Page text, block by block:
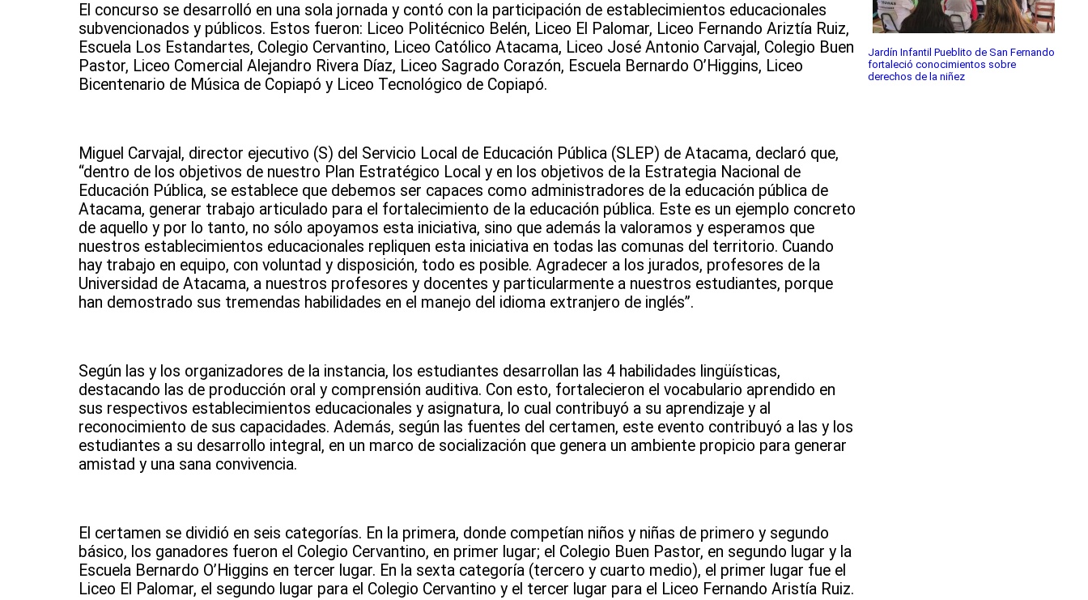
El concurso se desarrolló en una sola jornada y contó con la participación de establecimientos educacionales
subvencionados y públicos. Estos fueron: Liceo Politécnico Belén, Liceo El Palomar, Liceo Fernando Ariztía Ruiz,
Escuela Los Estandartes, Colegio Cervantino, Liceo Católico Atacama, Liceo José Antonio Carvajal, Colegio Buen
Pastor, Liceo Comercial Alejandro Rivera Díaz, Liceo Sagrado Corazón, Escuela Bernardo O’Higgins, Liceo
Bicentenario de Música de Copiapó y Liceo Tecnológico de Copiapó.
Miguel Carvajal, director ejecutivo (S) del Servicio Local de Educación Pública (SLEP) de Atacama, declaró que,
“dentro de los objetivos de nuestro Plan Estratégico Local y en los objetivos de la Estrategia Nacional de
Educación Pública, se establece que debemos ser capaces como administradores de la educación pública de
Atacama, generar trabajo articulado para el fortalecimiento de la educación pública. Este es un ejemplo concreto
de aquello y por lo tanto, no sólo apoyamos esta iniciativa, sino que además la valoramos y esperamos que
nuestros establecimientos educacionales repliquen esta iniciativa en todas las comunas del territorio. Cuando
hay trabajo en equipo, con voluntad y disposición, todo es posible. Agradecer a los jurados, profesores de la
Universidad de Atacama, a nuestros profesores y docentes y particularmente a nuestros estudiantes, porque
han demostrado sus tremendas habilidades en el manejo del idioma extranjero de inglés”.
Según las y los organizadores de la instancia, los estudiantes desarrollan las 4 habilidades lingüísticas,
destacando las de producción oral y comprensión auditiva. Con esto, fortalecieron el vocabulario aprendido en
sus respectivos establecimientos educacionales y asignatura, lo cual contribuyó a su aprendizaje y al
reconocimiento de sus capacidades. Además, según las fuentes del certamen, este evento contribuyó a las y los
estudiantes a su desarrollo integral, en un marco de socialización que genera un ambiente propicio para generar
amistad y una sana convivencia.
El certamen se dividió en seis categorías. En la primera, donde competían niños y niñas de primero y segundo
básico, los ganadores fueron el Colegio Cervantino, en primer lugar; el Colegio Buen Pastor, en segundo lugar y la
Escuela Bernardo O’Higgins en tercer lugar. En la sexta categoría (tercero y cuarto medio), el primer lugar fue el
Liceo El Palomar, el segundo lugar para el Colegio Cervantino y el tercer lugar para el Liceo Fernando Aristía Ruiz.
Jardín Infantil Pueblito de San Fernando
fortaleció conocimientos sobre
derechos de la niñez